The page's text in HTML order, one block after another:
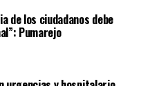
de los ciudadanos debe
Pumarejo